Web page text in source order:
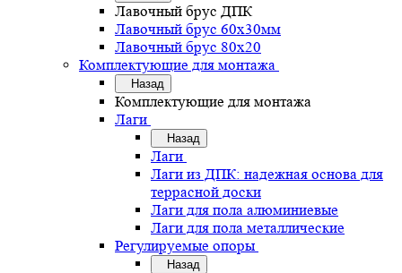
Лавочный брус ДПК
Лавочный брус 60х30мм
Лавочный брус 80х20
Комплектующие для монтажа
Назад
Комплектующие для монтажа
Лаги
Назад
Лаги
Лаги из ДПК: надежная основа для
террасной доски
Лаги для пола алюминиевые
Лаги для пола металлические
Регулируемые опоры
Назад